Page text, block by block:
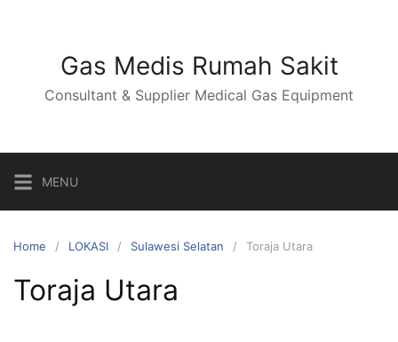
Gas Medis Rumah Sakit
Consultant & Supplier Medical Gas Equipment
MENU
Home LOKASI Sulawesi Selatan Toraja Utara
Toraja Utara